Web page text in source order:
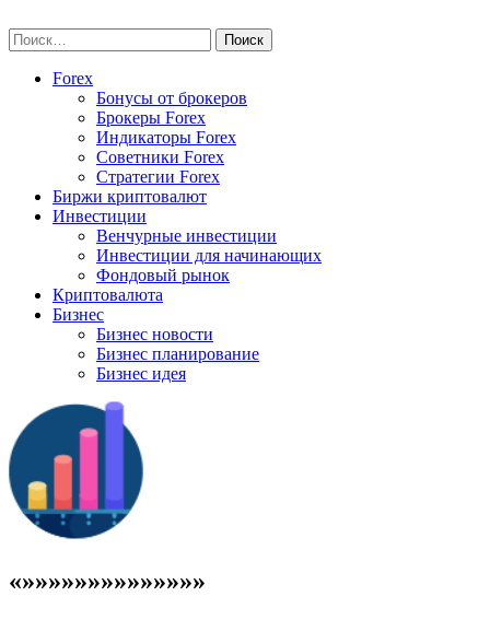
to
content
Найти:
Forex
Бонусы от брокеров
Брокеры Forex
Индикаторы Forex
Советники Forex
Стратегии Forex
Биржи криптовалют
Инвестиции
Венчурные инвестиции
Инвестиции для начинающих
Фондовый рынок
Криптовалюта
Бизнес
Бизнес новости
Бизнес планирование
Бизнес идея
«»»»»»»»»»»»»»»